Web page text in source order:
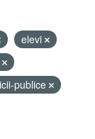
elevi
publice